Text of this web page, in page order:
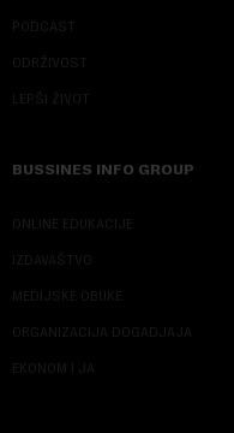
PODCAST
ODRŽIVOST
LEPŠI ŽIVOT
BUSSINES INFO GROUP
ONLINE EDUKACIJE
IZDAVAŠTVO
MEDIJSKE OBUKE
ORGANIZACIJA DOGADJAJA
EKONOM I JA